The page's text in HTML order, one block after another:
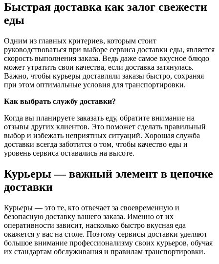
Быстрая доставка как залог свежести
еды
Одним из главных критериев, которым стоит
руководствоваться при выборе сервиса доставки еды, является
скорость выполнения заказа. Ведь даже самое вкусное блюдо
может утратить свои качества, если доставка затянулась.
Важно, чтобы курьеры доставляли заказы быстро, сохраняя
при этом оптимальные условия для транспортировки.
Как выбрать службу доставки?
Когда вы планируете заказать еду, обратите внимание на
отзывы других клиентов. Это поможет сделать правильный
выбор и избежать неприятных ситуаций. Хорошая служба
доставки всегда заботится о том, чтобы качество еды и
уровень сервиса оставались на высоте.
Курьеры — важный элемент в цепочке
доставки
Курьеры — это те, кто отвечает за своевременную и
безопасную доставку вашего заказа. Именно от их
оперативности зависит, насколько быстро вкусная еда
окажется у вас на столе. Поэтому сервисы доставки уделяют
большое внимание профессионализму своих курьеров, обучая
их стандартам обслуживания и правилам транспортировки.